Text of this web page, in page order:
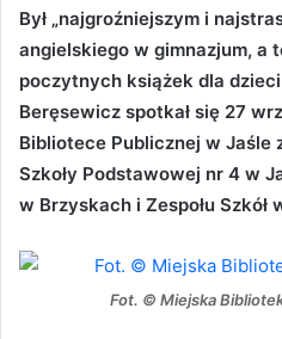
Był „najgroźniejszym i
angielskiego w gimnazjum, a
poczytnych książek dla dzieci
Beręsewicz spotkał się 27
Bibliotece Publicznej w Jaśle
Szkoły Podstawowej nr 4 w
w Brzyskach i Zespołu Szkół
Fot. © Miejska